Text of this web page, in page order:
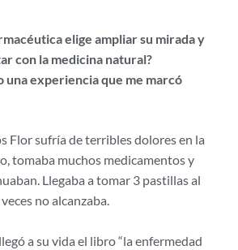
elige ampliar su mirada y
con la medicina natural?
una experiencia que me marcó
Flor sufría de terribles dolores en la
tomaba muchos medicamentos y
Llegaba a tomar 3 pastillas al
no alcanzaba.
a su vida el libro “la enfermedad